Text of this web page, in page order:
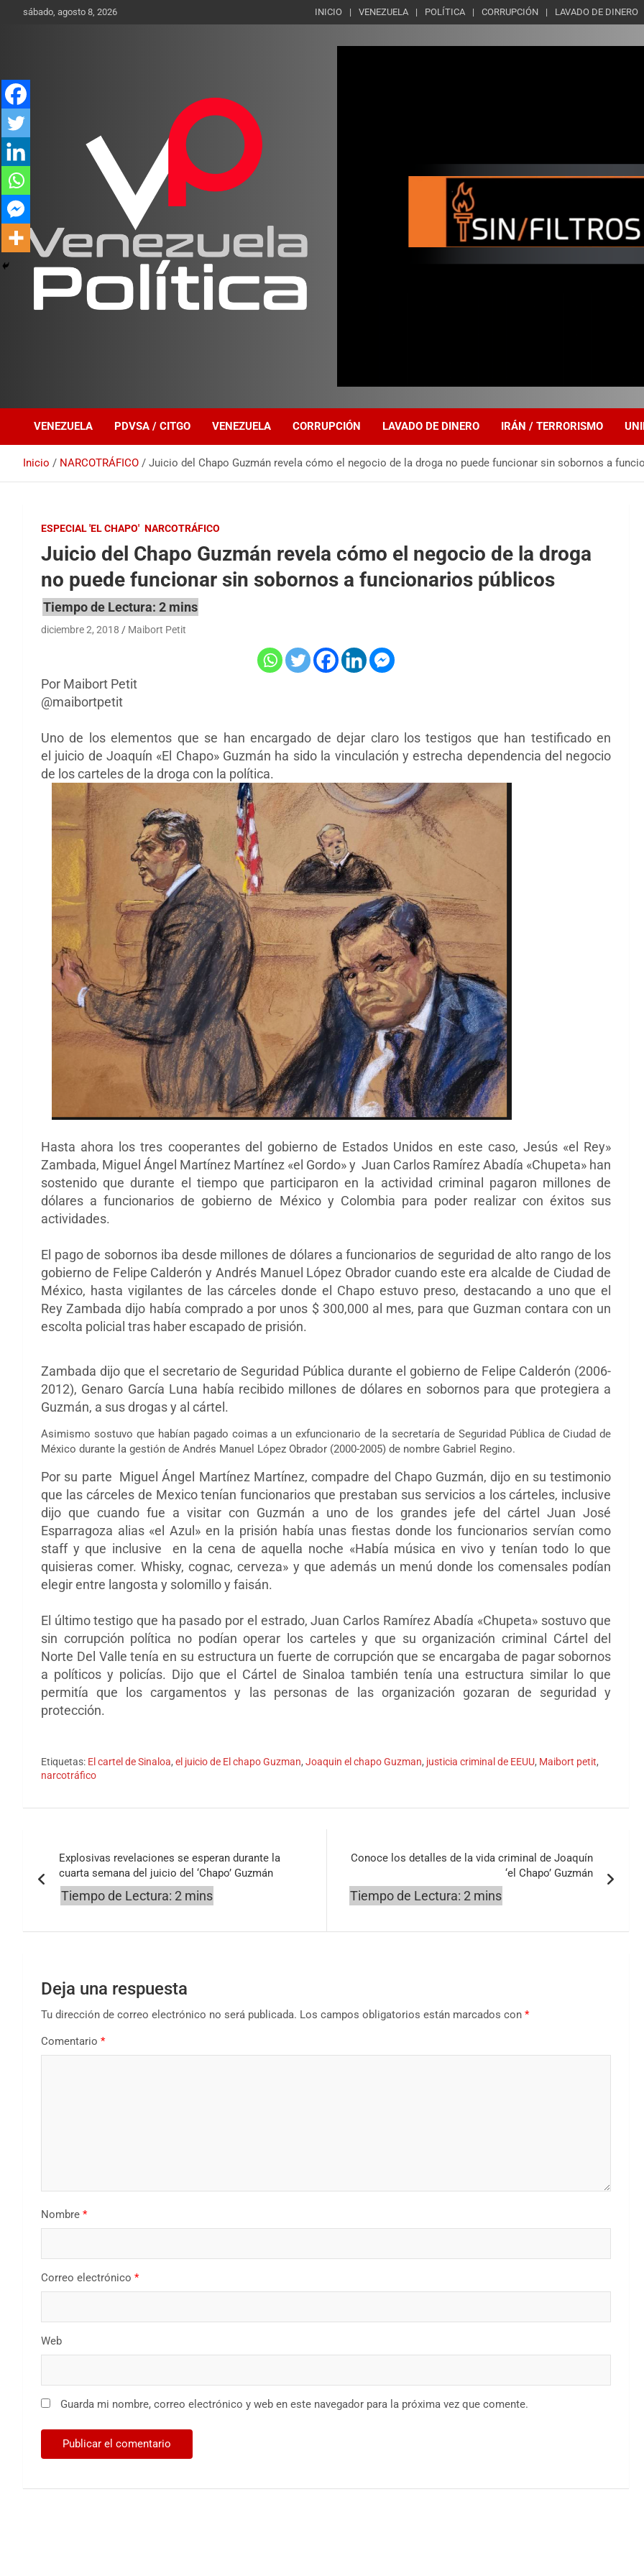
sábado, agosto 8, 2026 INICIO VENEZUELA POLÍTICA CORRUPCIÓN LAVADO DE DINERO
VENEZUELA PDVSA / CITGO VENEZUELA CORRUPCIÓN LAVADO DE DINERO IRÁN / TERRORISMO
Inicio NARCOTRÁFICO Juicio del Chapo Guzmán revela cómo el negocio de la droga no puede funcionar sin sobornos a
ESPECIAL 'EL CHAPO' NARCOTRÁFICO
Juicio del Chapo Guzmán revela cómo el negocio de la droga
no puede funcionar sin sobornos a funcionarios públicos
diciembre 2, 2018 Maibort Petit
Por Maibort Petit
@maibortpetit
Uno de los elementos que se han encargado de dejar claro los testigos que han testificado en
el juicio de Joaquín «El Chapo» Guzmán ha sido la vinculación y estrecha dependencia del negocio
de los carteles de la droga con la política.
Hasta ahora los tres cooperantes del gobierno de Estados Unidos en este caso, Jesús «el Rey»
Zambada, Miguel Ángel Martínez Martínez «el Gordo» y Juan Carlos Ramírez Abadía «Chupeta» han
sostenido que durante el tiempo que participaron en la actividad criminal pagaron millones de
dólares a funcionarios de gobierno de México y Colombia para poder realizar con éxitos sus
actividades.
El pago de sobornos iba desde millones de dólares a funcionarios de seguridad de alto rango de los
gobierno de Felipe Calderón y Andrés Manuel López Obrador cuando este era alcalde de Ciudad de
México, hasta vigilantes de las cárceles donde el Chapo estuvo preso, destacando a uno que el
Rey Zambada dijo había comprado a por unos $ 300,000 al mes, para que Guzman contara con un
escolta policial tras haber escapado de prisión.
Zambada dijo que el secretario de Seguridad Pública durante el gobierno de Felipe Calderón (2006-
2012), Genaro García Luna había recibido millones de dólares en sobornos para que protegiera a
Guzmán, a sus drogas y al cártel.
Asimismo sostuvo que habían pagado coimas a un exfuncionario de la secretaría de Seguridad Pública de Ciudad de
México durante la gestión de Andrés Manuel López Obrador (2000-2005) de nombre Gabriel Regino.
Por su parte Miguel Ángel Martínez Martínez, compadre del Chapo Guzmán, dijo en su testimonio
que las cárceles de Mexico tenían funcionarios que prestaban sus servicios a los cárteles, inclusive
dijo que cuando fue a visitar con Guzmán a uno de los grandes jefe del cártel Juan José
Esparragoza alias «el Azul» en la prisión había unas fiestas donde los funcionarios servían como
staff y que inclusive en la cena de aquella noche «Había música en vivo y tenían todo lo que
quisieras comer. Whisky, cognac, cerveza» y que además un menú donde los comensales podían
elegir entre langosta y solomillo y faisán.
El último testigo que ha pasado por el estrado, Juan Carlos Ramírez Abadía «Chupeta» sostuvo que
sin corrupción política no podían operar los carteles y que su organización criminal Cártel del
Norte Del Valle tenía en su estructura un fuerte de corrupción que se encargaba de pagar sobornos
a políticos y policías. Dijo que el Cártel de Sinaloa también tenía una estructura similar lo que
permitía que los cargamentos y las personas de las organización gozaran de seguridad y
protección.
Etiquetas: El cartel de Sinaloa, el juicio de El chapo Guzman, Joaquin el chapo Guzman, justicia criminal de EEUU, Maibort petit,
narcotráfico
de
entradas
Explosivas revelaciones se esperan durante la
cuarta semana del juicio del ‘Chapo’ Guzmán
Conoce los detalles de la vida criminal de Joaquín
‘el Chapo’ Guzmán
Deja una respuesta
Tu dirección de correo electrónico no será publicada. Los campos obligatorios están marcados con *
Comentario *
Nombre *
Correo electrónico *
Web
Guarda mi nombre, correo electrónico y web en este navegador para la próxima vez que comente.